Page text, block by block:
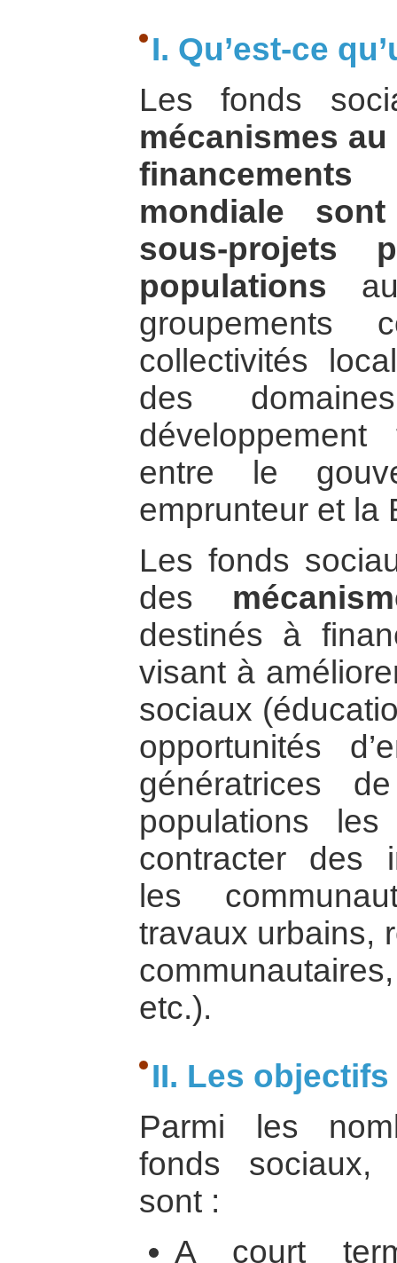
I. Qu’est-ce
Les fonds
mécanismes
mondiale
sous-projets
populations
groupements
collectivités
des
entre le
emprunteur et la
Les fonds
des
destinés à
visant à
sociaux
opportunités
génératrices
populations
contracter des
les
travaux urbains,
etc.).
II. Les
Parmi les
fonds
sont :
A court